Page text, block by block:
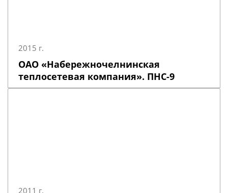
2015 г.
ОАО «Набережночелнинская
теплосетевая компания». ПНС-9
2011 г.